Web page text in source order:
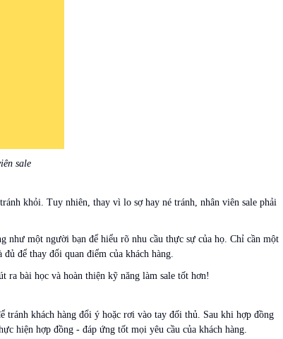
sale
khỏi. Tuy nhiên, thay vì lo sợ hay né tránh, nhân viên sale phải
như một người bạn để hiểu rõ nhu cầu thực sự của họ. Chỉ cần một
để thay đổi quan điểm của khách hàng.
bài học và hoàn thiện kỹ năng làm sale tốt hơn!
tránh khách hàng đổi ý hoặc rơi vào tay đối thủ. Sau khi hợp đồng
hiện hợp đồng - đáp ứng tốt mọi yêu cầu của khách hàng.